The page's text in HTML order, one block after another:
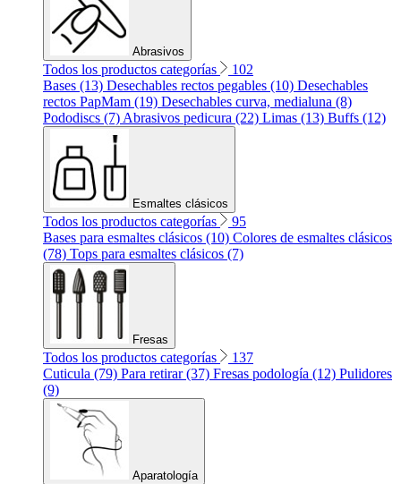
Abrasivos
Todos los productos categorías
102
Bases (13) Desechables rectos pegables (10) Desechables
rectos PapMam (19) Desechables curva, medialuna (8)
Pododiscs (7) Abrasivos pedicura (22) Limas (13) Buffs (12)
Esmaltes clásicos
Todos los productos categorías
95
Bases para esmaltes clásicos (10) Colores de esmaltes clásicos
(78) Tops para esmaltes clásicos (7)
Fresas
Todos los productos categorías
137
Cuticula (79) Para retirar (37) Fresas podología (12) Pulidores
(9)
Aparatología